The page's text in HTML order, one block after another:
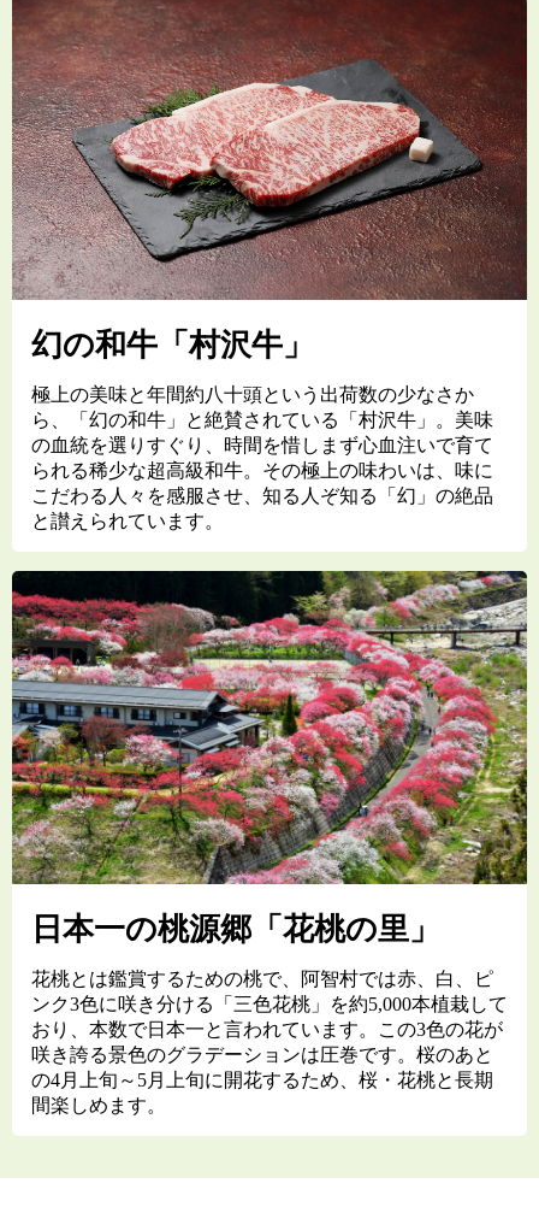
幻の和牛「村沢牛」
極上の美味と年間約八十頭という出荷数の少なさか
ら、「幻の和牛」と絶賛されている「村沢牛」。美味
の血統を選りすぐり、時間を惜しまず心血注いで育て
られる稀少な超高級和牛。その極上の味わいは、味に
こだわる人々を感服させ、知る人ぞ知る「幻」の絶品
と讃えられています。
日本一の桃源郷「花桃の里」
花桃とは鑑賞するための桃で、阿智村では赤、白、ピ
ンク3色に咲き分ける「三色花桃」を約5,000本植栽して
おり、本数で日本一と言われています。この3色の花が
咲き誇る景色のグラデーションは圧巻です。桜のあと
の4月上旬～5月上旬に開花するため、桜・花桃と長期
間楽しめます。